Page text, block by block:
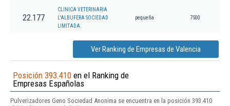
22.177
CLINICA VETERINARIA
L'ALBUFERA SOCIEDAD
LIMITADA.
pequeña 7500
Ver Ranking de Empresas de Valencia
Posición 393.410 en el Ranking de
Empresas Españolas
Pulverizadores Geno Sociedad Anonima se encuentra en la posición 393.410